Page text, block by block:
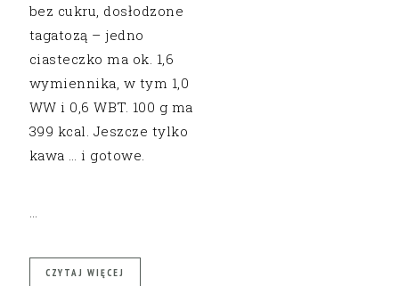
bez cukru, dosłodzone
tagatozą – jedno
ciasteczko ma ok. 1,6
wymiennika, w tym 1,0
WW i 0,6 WBT. 100 g ma
399 kcal. Jeszcze tylko
kawa … i gotowe.
CZYTAJ WIĘCEJ